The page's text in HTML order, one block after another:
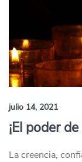
julio 14, 2021
¡El poder
La creencia,